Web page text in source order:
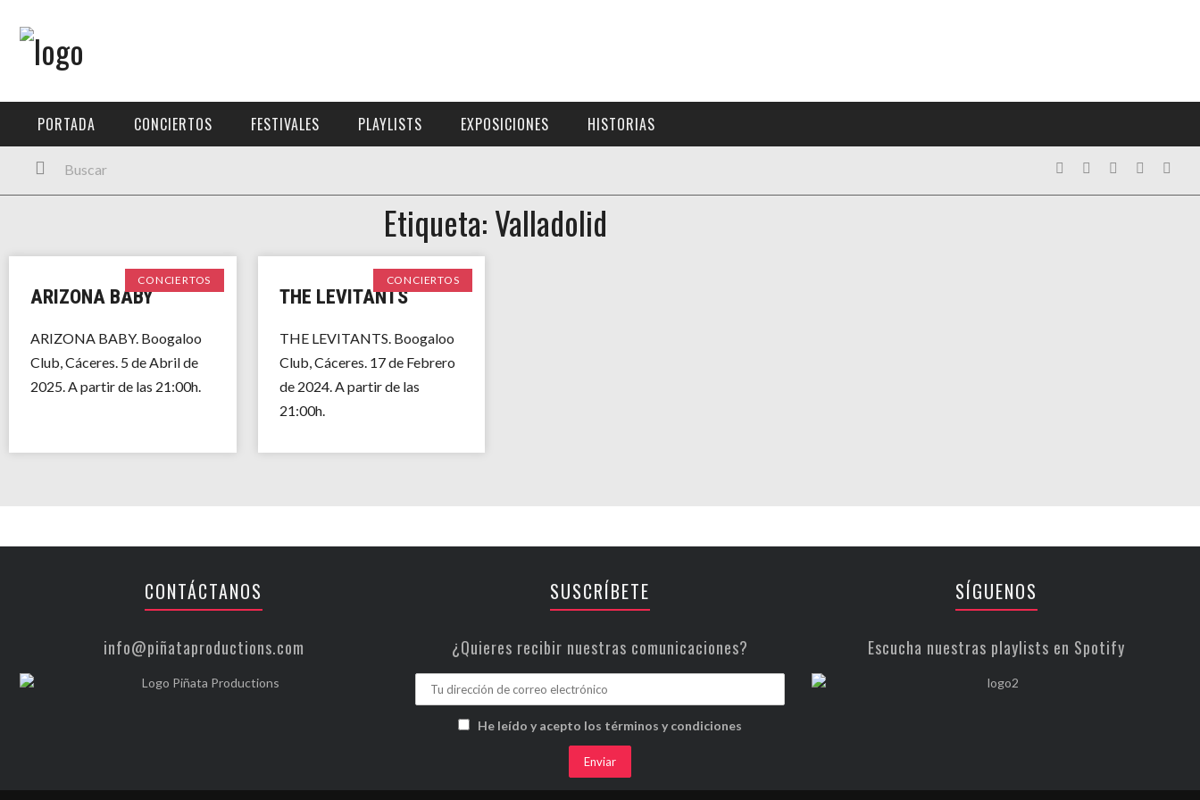
PORTADA
FESTIVALES
HISTORIAS
PORTADA CONCIERTOS FESTIVALES PLAYLISTS EXPOSICIONES HISTORIAS
Etiqueta: Valladolid
CONCIERTOS
ARIZONA BABY
ARIZONA BABY. Boogaloo
Club, Cáceres. 5 de Abril de
2025. A partir de las 21:00h.
CONCIERTOS
THE LEVITANTS
THE LEVITANTS. Boogaloo
Club, Cáceres. 17 de Febrero
de 2024. A partir de las
21:00h.
CONTÁCTANOS
info@piñataproductions.com
SUSCRÍBETE
¿Quieres recibir nuestras comunicaciones?
He leído y acepto los términos y condiciones
SÍGUENOS
Escucha nuestras playlists en Spotify